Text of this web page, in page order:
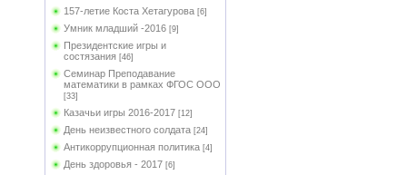
157-летие Коста Хетагурова [6]
Умник младший -2016 [9]
Президентские игры и
состязания [46]
Семинар Преподавание
математики в рамках ФГОС ООО
[33]
Казачьи игры 2016-2017 [12]
День неизвестного солдата [24]
Антикоррупционная политика [4]
День здоровья - 2017 [6]